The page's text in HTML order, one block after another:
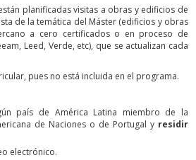
planificadas visitas a obras y edificios de
de la temática del Máster (edificios y obras
a cero certificados o en proceso de
Leed, Verde, etc), que se actualizan cada
pues no está incluida en el programa.
país de América Latina miembro de la
de Naciones o de Portugal y residir
electrónico.